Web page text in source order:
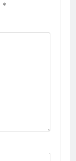
*